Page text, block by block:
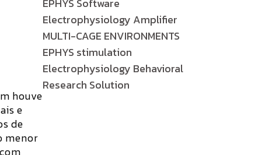
houve
e
de
menor
EPHYS Software
Electrophysiology Amplifier
MULTI-CAGE ENVIRONMENTS
EPHYS stimulation
Electrophysiology Behavioral
Research Solution